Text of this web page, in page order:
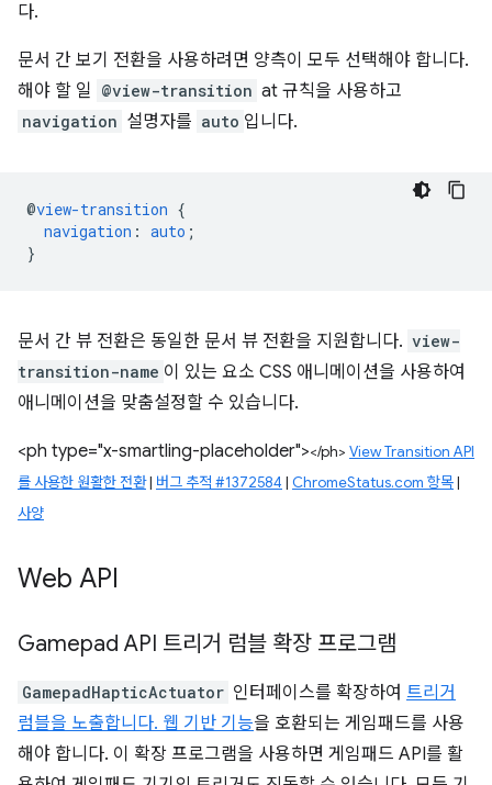
다.
문서 간 보기 전환을 사용하려면 양측이 모두 선택해야 합니다.
해야 할 일 @view-transition at 규칙을 사용하고
navigation 설명자를 auto 입니다.
@view-transition {
navigation : auto ;
}
문서 간 뷰 전환은 동일한 문서 뷰 전환을 지원합니다. view-
transition-name 이 있는 요소 CSS 애니메이션을 사용하여
애니메이션을 맞춤설정할 수 있습니다.
<ph type="x-smartling-placeholder"></ph> View Transition API
를 사용한 원활한 전환| 버그 추적 #1372584 | ChromeStatus.com 항목|
사양
Web API
Gamepad API 트리거 럼블 확장 프로그램
GamepadHapticActuator 인터페이스를 확장하여 트리거
럼블을 노출합니다. 웹 기반 기능을 호환되는 게임패드를 사용
해야 합니다. 이 확장 프로그램을 사용하면 게임패드 API를 활